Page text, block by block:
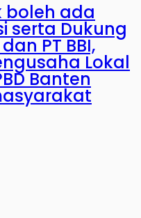
boleh ada
serta Dukung
PT BBI,
Lokal
Banten